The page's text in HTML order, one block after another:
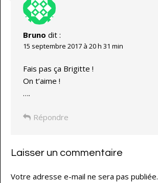
Bruno dit :
15 septembre 2017 à 20 h 31 min
Fais pas ça Brigitte !
On t’aime !
….
Répondre
Laisser un commentaire
Votre adresse e-mail ne sera pas publiée.